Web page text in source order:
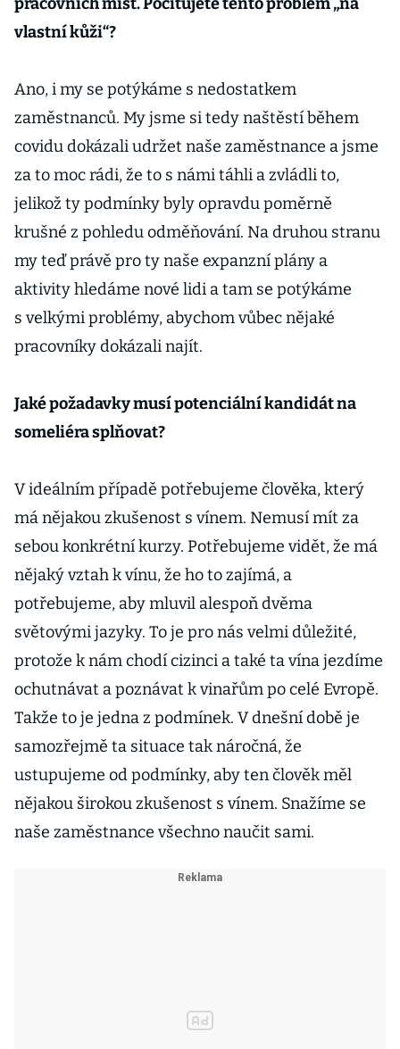
vlastní kůži“?
Ano, i my se potýkáme s nedostatkem
zaměstnanců. My jsme si tedy naštěstí během
covidu dokázali udržet naše zaměstnance a jsme
za to moc rádi, že to s námi táhli a zvládli to,
jelikož ty podmínky byly opravdu poměrně
krušné z pohledu odměňování. Na druhou stranu
my teď právě pro ty naše expanzní plány a
aktivity hledáme nové lidi a tam se potýkáme
s velkými problémy, abychom vůbec nějaké
pracovníky dokázali najít.
Jaké požadavky musí potenciální kandidát na
someliéra splňovat?
V ideálním případě potřebujeme člověka, který
má nějakou zkušenost s vínem. Nemusí mít za
sebou konkrétní kurzy. Potřebujeme vidět, že má
nějaký vztah k vínu, že ho to zajímá, a
potřebujeme, aby mluvil alespoň dvěma
světovými jazyky. To je pro nás velmi důležité,
protože k nám chodí cizinci a také ta vína jezdíme
ochutnávat a poznávat k vinařům po celé Evropě.
Takže to je jedna z podmínek. V dnešní době je
samozřejmě ta situace tak náročná, že
ustupujeme od podmínky, aby ten člověk měl
nějakou širokou zkušenost s vínem. Snažíme se
naše zaměstnance všechno naučit sami.